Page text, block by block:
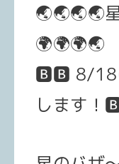
🌏🌏🌏🌏
🌍🌍🌍🌏
🅱️🅱️ 8/
します！